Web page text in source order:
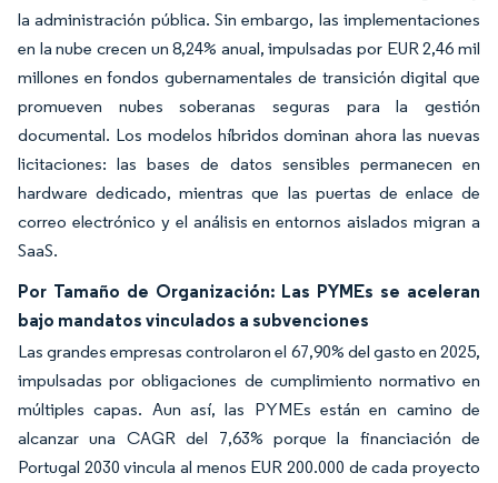
la administración pública. Sin embargo, las implementaciones
en la nube crecen un 8,24% anual, impulsadas por EUR 2,46 mil
millones en fondos gubernamentales de transición digital que
promueven nubes soberanas seguras para la gestión
documental. Los modelos híbridos dominan ahora las nuevas
licitaciones: las bases de datos sensibles permanecen en
hardware dedicado, mientras que las puertas de enlace de
correo electrónico y el análisis en entornos aislados migran a
SaaS.
Por Tamaño de Organización: Las PYMEs se aceleran
bajo mandatos vinculados a subvenciones
Las grandes empresas controlaron el 67,90% del gasto en 2025,
impulsadas por obligaciones de cumplimiento normativo en
múltiples capas. Aun así, las PYMEs están en camino de
alcanzar una CAGR del 7,63% porque la financiación de
Portugal 2030 vincula al menos EUR 200.000 de cada proyecto